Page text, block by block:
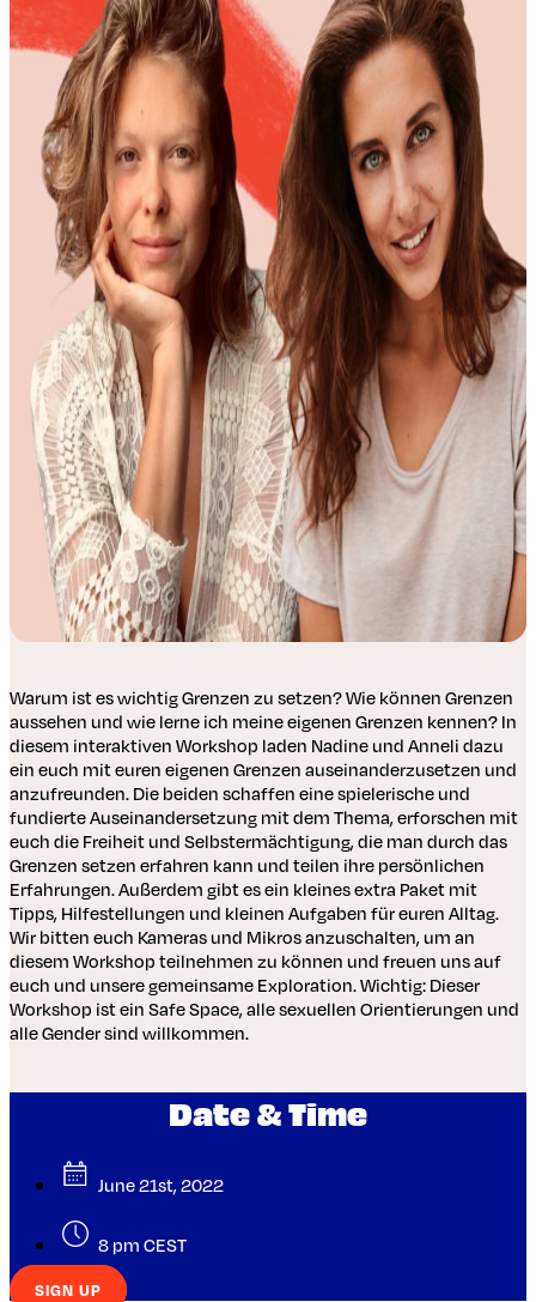
Warum ist es wichtig Grenzen zu setzen? Wie können Grenzen
aussehen und wie lerne ich meine eigenen Grenzen kennen? In
diesem interaktiven Workshop laden Nadine und Anneli dazu
ein euch mit euren eigenen Grenzen auseinanderzusetzen und
anzufreunden. Die beiden schaffen eine spielerische und
fundierte Auseinandersetzung mit dem Thema, erforschen mit
euch die Freiheit und Selbstermächtigung, die man durch das
Grenzen setzen erfahren kann und teilen ihre persönlichen
Erfahrungen. Außerdem gibt es ein kleines extra Paket mit
Tipps, Hilfestellungen und kleinen Aufgaben für euren Alltag.
Wir bitten euch Kameras und Mikros anzuschalten, um an
diesem Workshop teilnehmen zu können und freuen uns auf
euch und unsere gemeinsame Exploration. Wichtig: Dieser
Workshop ist ein Safe Space, alle sexuellen Orientierungen und
alle Gender sind willkommen.
Date & Time
June 21st, 2022
8 pm CEST
SIGN UP